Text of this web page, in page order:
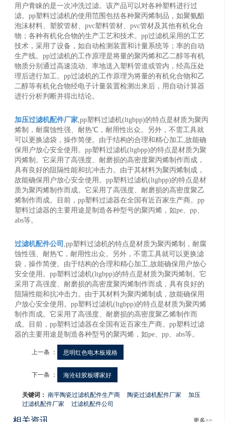
用户青睐的是一次冲洗过滤。该产品可以对各种塑料进行过
滤。pp塑料过滤机的使用范围包括各种聚丙烯制品，如聚氨酯
泡沫材料、塑胶管材、pvc塑料管材、pvc管材及其他有机化合
物；各种有机化合物的生产工艺和技术。pp过滤机采用的工艺
技术，采用了设备，如自动检测装置和计量系统等；率的自动
生产线。pp过滤机的工作原理是将量的聚丙烯和乙二醇等有机
物质分别通过高速流动、率地送入塑料管道或管内，经高压处
理后进行加工。pp过滤机的工作原理为将量的有机化合物和乙
二醇等有机化合物经电子计量装置检测出来后，用自动计算器
进行分析判断并得出结论。
加压过滤机配件厂家,pp塑料过滤机(ltgbpp)的特点是材质为聚丙
烯制，耐腐蚀性强、耐热℃，耐用性出众。另外，不需工具就
可以更换滤袋，操作简便。由于结构的合理和精心加工,故能确
保用户放心安全使用。pp塑料过滤机(ltgbpp)的特点是材质为聚
丙烯制。它采用了高强度、耐磨损的高密度聚丙烯制作而成，
具有良好的阻隔性能和抗冲击力。由于其材料为聚丙烯制成，
故能确保用户放心安全使用。pp塑料过滤机(ltgbpp)的特点是材
质为聚丙烯制作而成。它采用了高强度、耐磨损的高密度聚乙
烯制作而成。目前，pp塑料过滤器在全国有近百家生产商。pp
塑料过滤器的主要用途是制造各种型号的聚丙烯，如pe、pp、
abs等。
过滤机配件公司 ,pp塑料过滤机的特点是材质为聚丙烯制，耐腐
蚀性强、耐热℃，耐用性出众。另外，不需工具就可以更换滤
袋，操作简便。由于结构的合理和精心加工,故能确保用户放心
安全使用。pp塑料过滤机(ltgbpp)的特点是材质为聚丙烯制。它
采用了高强度、耐磨损的高密度聚丙烯制作而成，具有良好的
阻隔性能和抗冲击力。由于其材料为聚丙烯制成，故能确保用
户放心安全使用。pp塑料过滤机(ltgbpp)的特点是材质为聚丙烯
制作而成。它采用了高强度、耐磨损的高密度聚乙烯制作而
成。目前，pp塑料过滤器在全国有近百家生产商。pp塑料过滤
器的主要用途是制造各种型号的聚丙烯，如pe、pp、abs等。
上一条 ： 思明红色电木板规格
下一条 ： 海沧硅胶板哪家好
关键词：南平陶瓷过滤机配件生产商 陶瓷过滤机配件厂家
加压
过滤机配件厂家
过滤机配件公司
更多>>